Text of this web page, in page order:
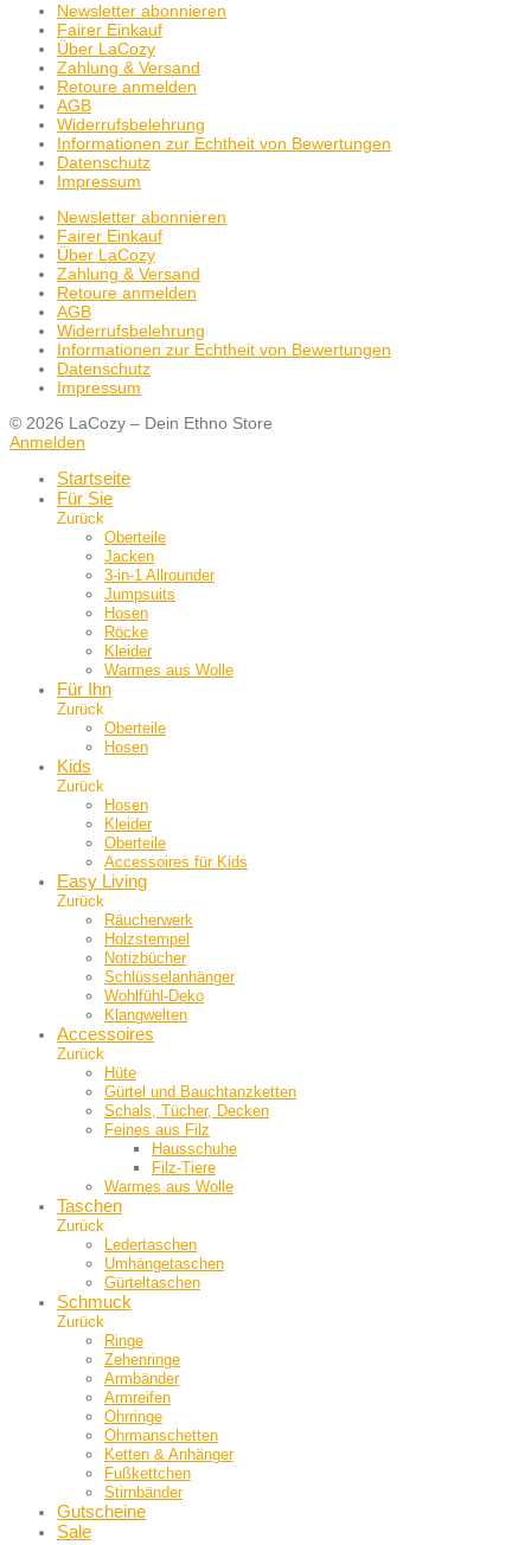
Newsletter abonnieren
Fairer Einkauf
Über LaCozy
Zahlung & Versand
Retoure anmelden
AGB
Widerrufsbelehrung
Informationen zur Echtheit von Bewertungen
Datenschutz
Impressum
Newsletter abonnieren
Fairer Einkauf
Über LaCozy
Zahlung & Versand
Retoure anmelden
AGB
Widerrufsbelehrung
Informationen zur Echtheit von Bewertungen
Datenschutz
Impressum
© 2026 LaCozy – Dein Ethno Store
Anmelden
Startseite
Für Sie
Zurück
Oberteile
Jacken
3-in-1 Allrounder
Jumpsuits
Hosen
Röcke
Kleider
Warmes aus Wolle
Für Ihn
Zurück
Oberteile
Hosen
Kids
Zurück
Hosen
Kleider
Oberteile
Accessoires für Kids
Easy Living
Zurück
Räucherwerk
Holzstempel
Notizbücher
Schlüsselanhänger
Wohlfühl-Deko
Klangwelten
Accessoires
Zurück
Hüte
Gürtel und Bauch­tanzketten
Schals, Tücher, Decken
Feines aus Filz
Hausschuhe
Filz-Tiere
Warmes aus Wolle
Taschen
Zurück
Ledertaschen
Umhängetaschen
Gürteltaschen
Schmuck
Zurück
Ringe
Zehenringe
Armbänder
Armreifen
Ohrringe
Ohrmanschetten
Ketten & Anhänger
Fußkettchen
Stirnbänder
Gutscheine
Sale